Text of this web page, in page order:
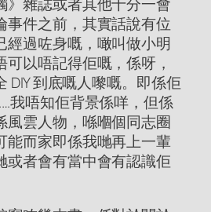
》雜誌或者其他十分一會
事件之前，其實話說有位
經過咗身嘅，噉叫做小明
以唔記得佢嘅，係呀，
DIY 到底嘅人嚟嘅。即係佢
我唔知佢背景係咩，但係
風雲人物，喺嗰個同志圈
能而家即係我哋再上一輩
或者會有當中會有認識佢